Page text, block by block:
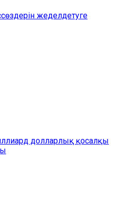
жеделдетуге
долларлық қосалқы